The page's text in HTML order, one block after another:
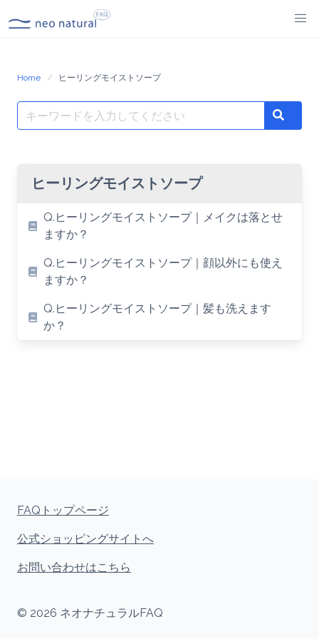
to
Home ヒーリングモイストソープ
Search
for:
Search
ヒーリングモイストソープ
Q.ヒーリングモイストソープ｜メイクは落とせ
ますか？
Q.ヒーリングモイストソープ｜顔以外にも使え
ますか？
Q.ヒーリングモイストソープ｜髪も洗えます
か？
© 2026 ネオナチュラルFAQ
FAQトップページ
公式ショッピングサイトへ
お問い合わせはこちら